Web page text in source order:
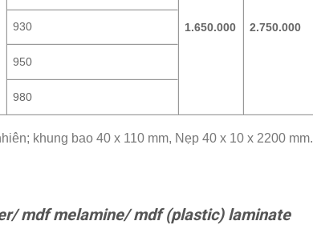
1.650.000 2.750.000
930
950
980
khung bao 40 x 110 mm, Nẹp 40 x 10 x 2200 mm.
mdf melamine/ mdf (plastic) laminate